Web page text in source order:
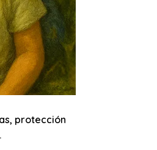
protección